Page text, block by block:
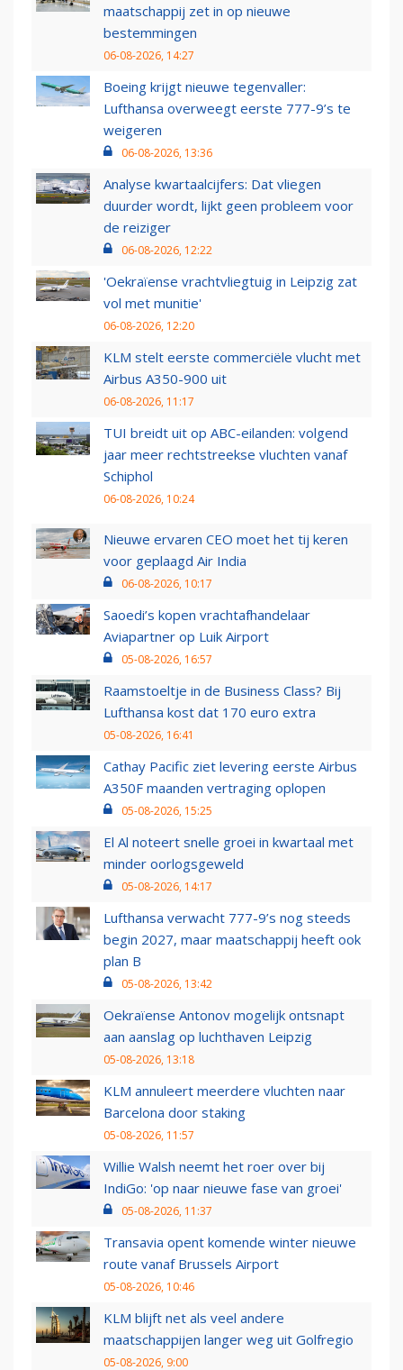
maatschappij zet in op nieuwe
bestemmingen
06-08-2026, 14:27
Boeing krijgt nieuwe tegenvaller:
Lufthansa overweegt eerste 777-9’s te
weigeren
06-08-2026, 13:36
Analyse kwartaalcijfers: Dat vliegen
duurder wordt, lijkt geen probleem voor
de reiziger
06-08-2026, 12:22
'Oekraïense vrachtvliegtuig in Leipzig zat
vol met munitie'
06-08-2026, 12:20
KLM stelt eerste commerciële vlucht met
Airbus A350-900 uit
06-08-2026, 11:17
TUI breidt uit op ABC-eilanden: volgend
jaar meer rechtstreekse vluchten vanaf
Schiphol
06-08-2026, 10:24
Nieuwe ervaren CEO moet het tij keren
voor geplaagd Air India
06-08-2026, 10:17
Saoedi’s kopen vrachtafhandelaar
Aviapartner op Luik Airport
05-08-2026, 16:57
Raamstoeltje in de Business Class? Bij
Lufthansa kost dat 170 euro extra
05-08-2026, 16:41
Cathay Pacific ziet levering eerste Airbus
A350F maanden vertraging oplopen
05-08-2026, 15:25
El Al noteert snelle groei in kwartaal met
minder oorlogsgeweld
05-08-2026, 14:17
Lufthansa verwacht 777-9’s nog steeds
begin 2027, maar maatschappij heeft ook
plan B
05-08-2026, 13:42
Oekraïense Antonov mogelijk ontsnapt
aan aanslag op luchthaven Leipzig
05-08-2026, 13:18
KLM annuleert meerdere vluchten naar
Barcelona door staking
05-08-2026, 11:57
Willie Walsh neemt het roer over bij
IndiGo: 'op naar nieuwe fase van groei'
05-08-2026, 11:37
Transavia opent komende winter nieuwe
route vanaf Brussels Airport
05-08-2026, 10:46
KLM blijft net als veel andere
maatschappijen langer weg uit Golfregio
05-08-2026, 9:00